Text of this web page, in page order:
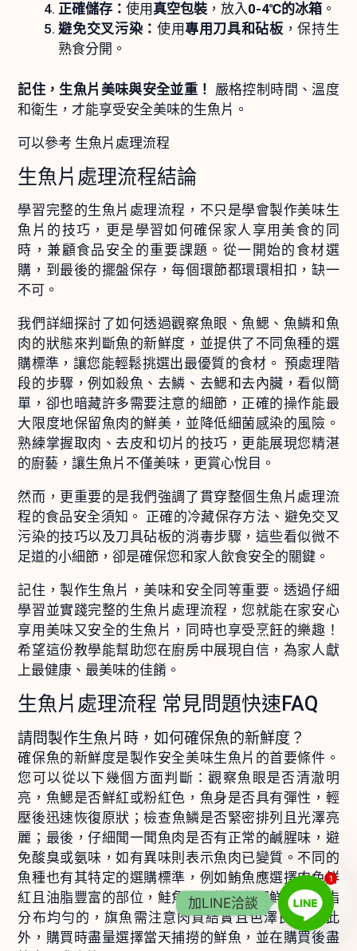
正確儲存：使用 真空包裝 ，放入0-4℃的冰箱 。
避免交叉污染： 使用專用刀具和砧板 ，保持生
熟食分開。
記住，生魚片美味與安全並重！ 嚴格控制時間、溫度
和衛生，才能享受安全美味的生魚片。
可以參考 生魚片處理流程
生魚片處理流程結論
學習完整的生魚片處理流程，不只是學會製作美味生
魚片的技巧，更是學習如何確保家人享用美食的同
時，兼顧食品安全的重要課題。從一開始的食材選
購，到最後的擺盤保存，每個環節都環環相扣，缺一
不可。
我們詳細探討了如何透過觀察魚眼、魚鰓、魚鱗和魚
肉的狀態來判斷魚的新鮮度，並提供了不同魚種的選
購標準，讓您能輕鬆挑選出最優質的食材。 預處理階
段的步驟，例如殺魚、去鱗、去鰓和去內臟，看似簡
單，卻也暗藏許多需要注意的細節，正確的操作能最
大限度地保留魚肉的鮮美，並降低細菌感染的風險。
熟練掌握取肉、去皮和切片的技巧，更能展現您精湛
的廚藝，讓生魚片不僅美味，更賞心悅目。
然而，更重要的是我們強調了貫穿整個生魚片處理流
程的食品安全須知。 正確的冷藏保存方法、避免交叉
污染的技巧以及刀具砧板的消毒步驟，這些看似微不
足道的小細節，卻是確保您和家人飲食安全的關鍵。
記住，製作生魚片，美味和安全同等重要。透過仔細
學習並實踐完整的生魚片處理流程，您就能在家安心
享用美味又安全的生魚片，同時也享受烹飪的樂趣！
希望這份教學能幫助您在廚房中展現自信，為家人獻
上最健康、最美味的佳餚。
生魚片處理流程 常見問題快速FAQ
請問製作生魚片時，如何確保魚的新鮮度？
確保魚的新鮮度是製作安全美味生魚片的首要條件。
您可以從以下幾個方面判斷：觀察魚眼是否清澈明
亮，魚鰓是否鮮紅或粉紅色，魚身是否具有彈性，輕
壓後迅速恢復原狀；檢查魚鱗是否緊密排列且光澤亮
麗；最後，仔細聞一聞魚肉是否有正常的鹹腥味，避
免酸臭或氨味，如有異味則表示魚肉已變質。不同的
魚種也有其特定的選購標準，例如鮪魚應選擇肉色鮮
紅且油脂豐富的部位，鮭魚則需挑選色澤鮮艷、油脂
分布均勻的，旗魚需注意肉質結實且色澤良好。 此
外，購買時盡量選擇當天捕撈的鮮魚，並在購買後盡
1
加LINE洽談